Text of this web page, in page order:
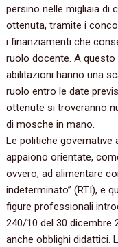
persino nelle migliaia di
ottenuta, tramite i
i finanziamenti che
ruolo docente. A
abilitazioni hanno una
ruolo entro le date
ottenute si troveranno
di mosche in mano.
Le politiche governative
appaiono orientate,
ovvero, ad alimentare
indeterminato” (RTI), e
figure professionali
240/10 del 30 dicembre
anche obblighi didattici.